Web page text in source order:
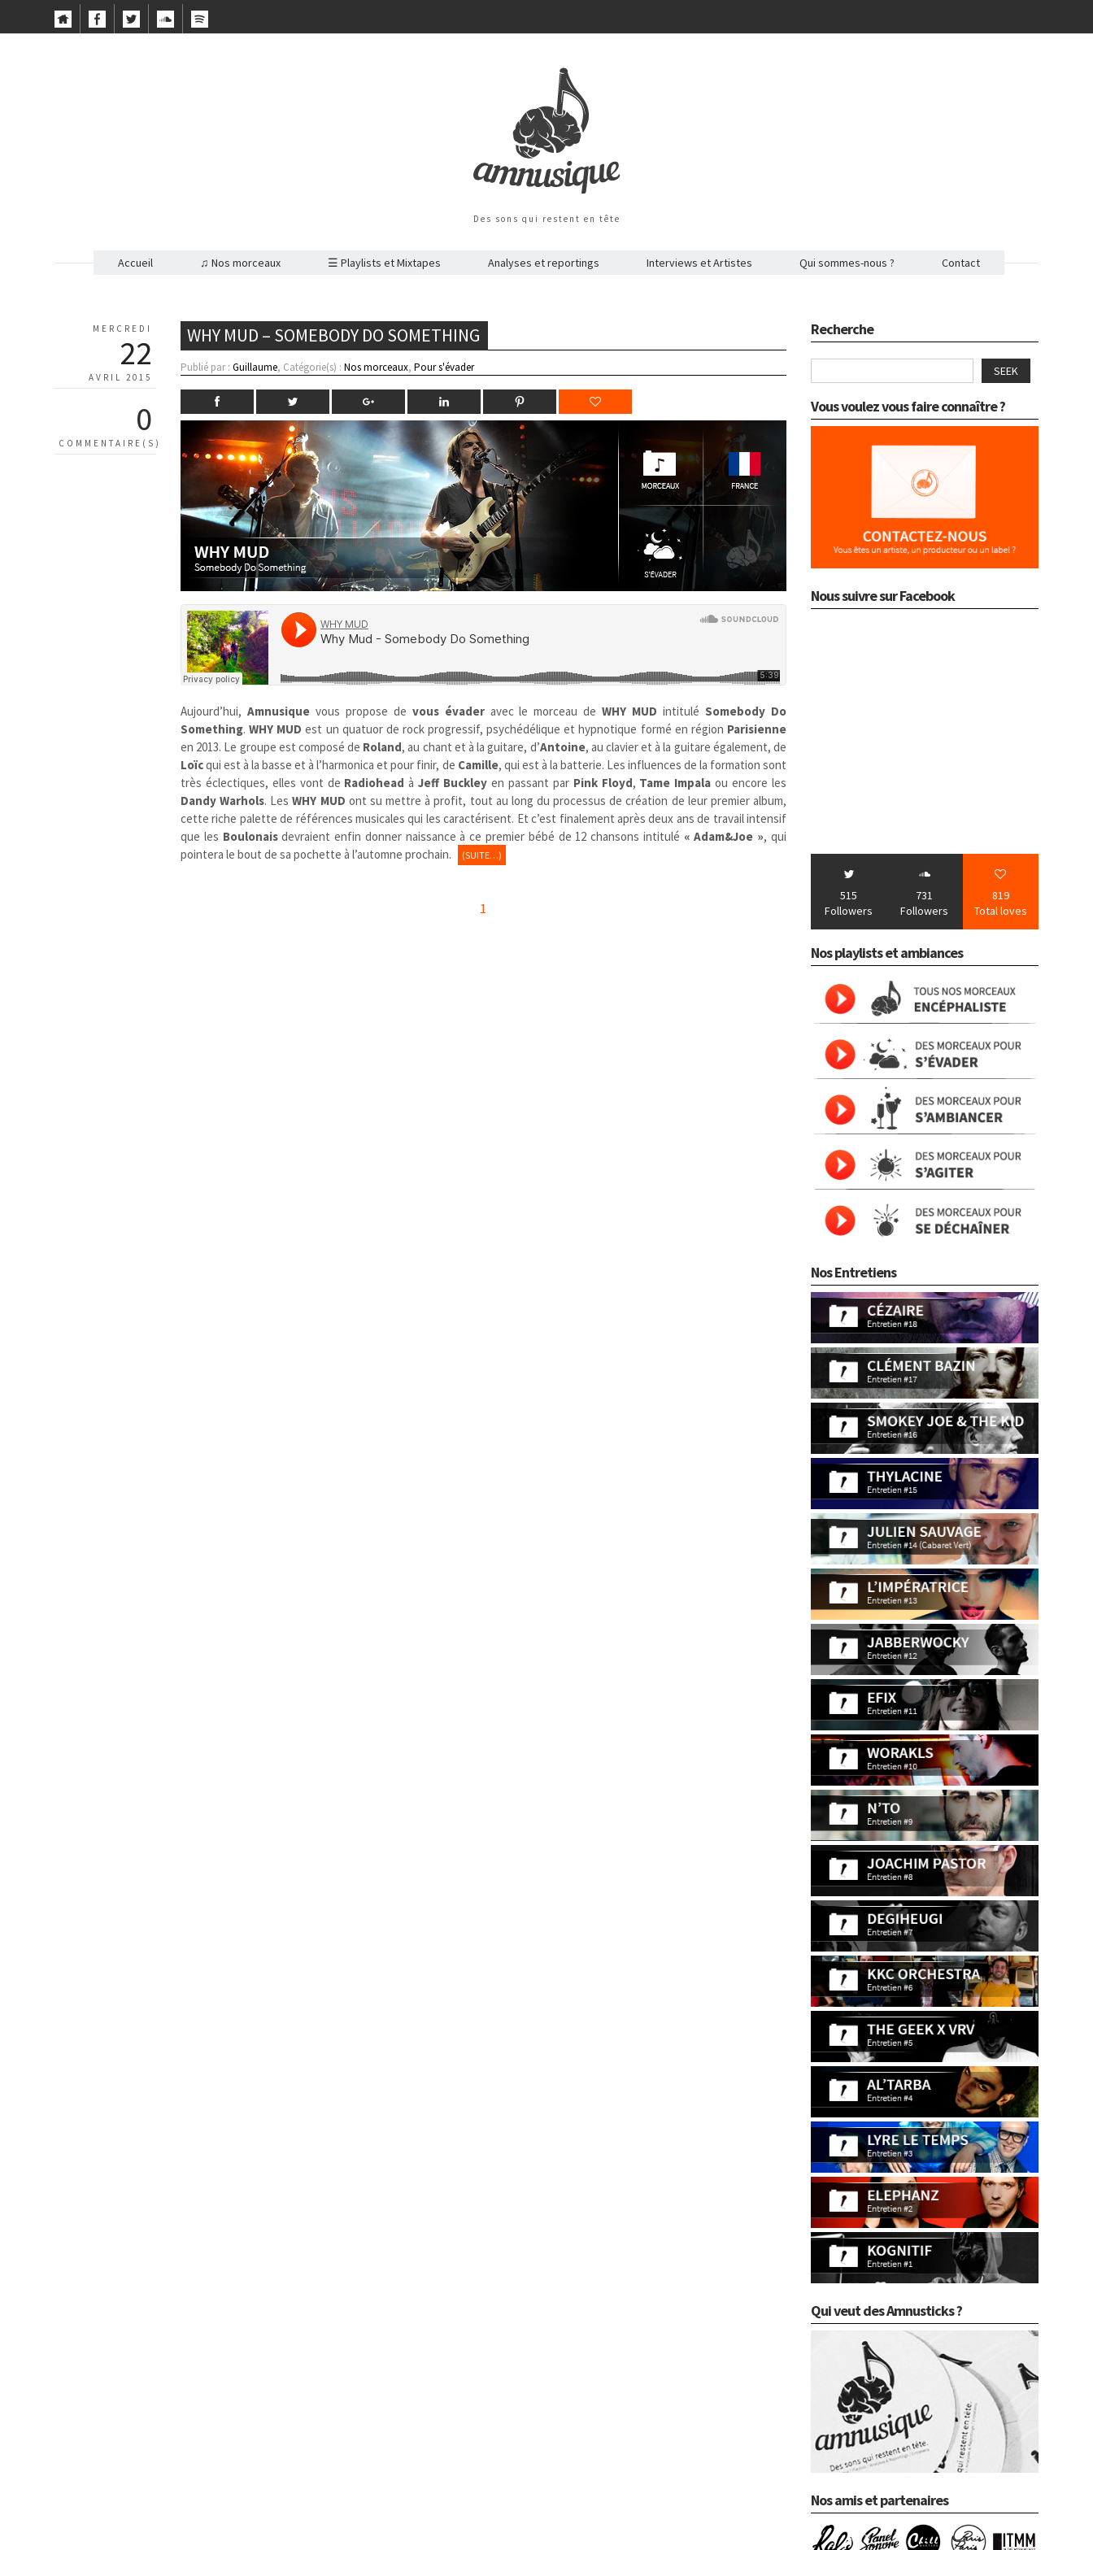
Des sons qui restent en tête
Accueil ♫ Nos morceaux ☰ Playlists et Mixtapes Analyses et reportings Interviews et Artistes Qui sommes-nous ? Contact
MERCREDI
22
AVRIL 2015
0
COMMENTAIRE(S)
WHY MUD – SOMEBODY DO SOMETHING
Publié par :Guillaume, Catégorie(s) :Nos morceaux,Pour s'évader
Aujourd’hui, Amnusiquevous propose de vous évaderavec le morceau deWHY MUD intituléSomebody Do
Something.WHY MUD est un quatuor de rock progressif, psychédélique et hypnotique formé en région Parisienne
en 2013. Le groupe est composé de Roland, au chant et à la guitare, d’Antoine, au clavier et à la guitare également, de
Loïcqui est à la basse et à l’harmonica et pour finir, de Camille, qui est à la batterie. Les influences de la formation sont
très éclectiques, elles vont de Radiohead àJeff Buckley en passant par Pink Floyd, Tame Impala ou encore les
Dandy Warhols. LesWHY MUD ont su mettre à profit, tout au long du processus de création de leur premier album,
cette riche palette de références musicales qui les caractérisent. Et c’est finalement après deux ans de travail intensif
que les Boulonaisdevraient enfin donner naissance à ce premier bébé de 12 chansons intitulé « Adam&Joe », qui
pointera le bout de sa pochette à l’automne prochain.
(SUITE…)
1
Recherche
SEEK
Vous voulez vous faire connaître ?
Nous suivre sur Facebook
515
Followers
731
Followers
819
Total loves
Nos playlists et ambiances
Nos Entretiens
Qui veut des Amnusticks ?
Nos amis et partenaires